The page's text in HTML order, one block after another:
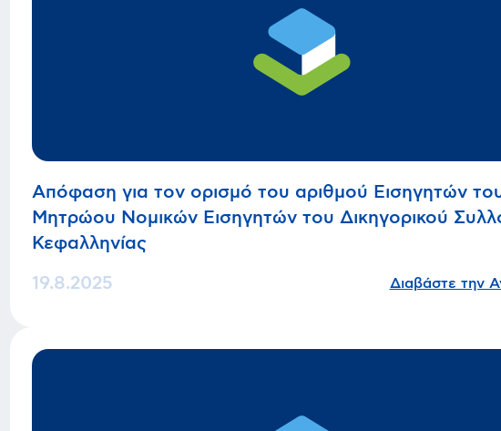
Απόφαση για τον ορισμό του αριθμού Εισηγητών
Μητρώου Νομικών Εισηγητών του Δικηγορικού
Κεφαλληνίας
19.8.2025 Διαβάστε την